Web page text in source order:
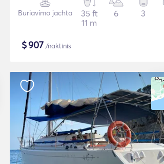
Buriavimo jachta
35 ft
11 m
6 3
$907 /naktinis